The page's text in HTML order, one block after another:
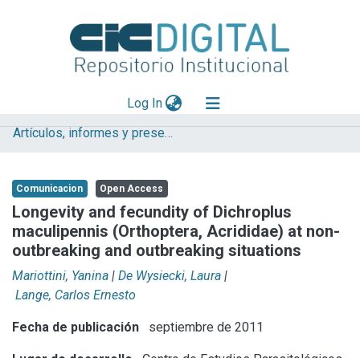
Log In(current)
Explorar
Aportar material
Statistics
Artículos, informes y presentaciones en Congresos (CEPAVE)
Comunicacion Open Access
Longevity and fecundity of Dichroplus
maculipennis (Orthoptera, Acrididae) at non-
outbreaking and outbreaking situations
Mariottini, Yanina | De Wysiecki, Laura |
Lange, Carlos Ernesto
Fecha de publicación septiembre de 2011